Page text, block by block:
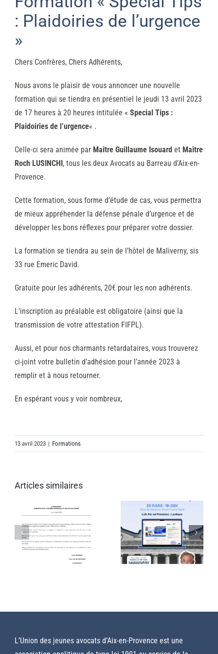
: Plaidoiries de l’urgence
»
Chers Confrères, Chers Adhérents,
Nous avons le plaisir de vous annoncer une nouvelle
formation qui se tiendra en présentiel le jeudi 13 avril 2023
de 17 heures à 20 heures intitulée « Special Tips :
Plaidoiries de l’urgence« .
Celle-ci sera animée par Maître Guillaume Isouard et Maître
Roch LUSINCHI, tous les deux Avocats au Barreau d’Aix-en-
Provence.
Cette formation, sous forme d’étude de cas, vous permettra
de mieux appréhender la défense pénale d’urgence et de
développer les bons réflexes pour préparer votre dossier.
La formation se tiendra au sein de l’hôtel de Maliverny, sis
33 rue Emeric David.
Gratuite pour les adhérents, 20€ pour les non adhérents.
L’inscription au préalable est obligatoire (ainsi que la
transmission de votre attestation FIFPL).
Aussi, et pour nos charmants retardataires, vous trouverez
ci-joint votre bulletin d’adhésion pour l’année 2023 à
remplir et à nous retourner.
En espérant vous y voir nombreux,
13 avril 2023 | Formations
Articles similaires
: Formez-
vous aux
nouveaux
famille /
: quels
rôles pour
CPIP?
L’Union des jeunes avocats d’Aix-en-Provence est une